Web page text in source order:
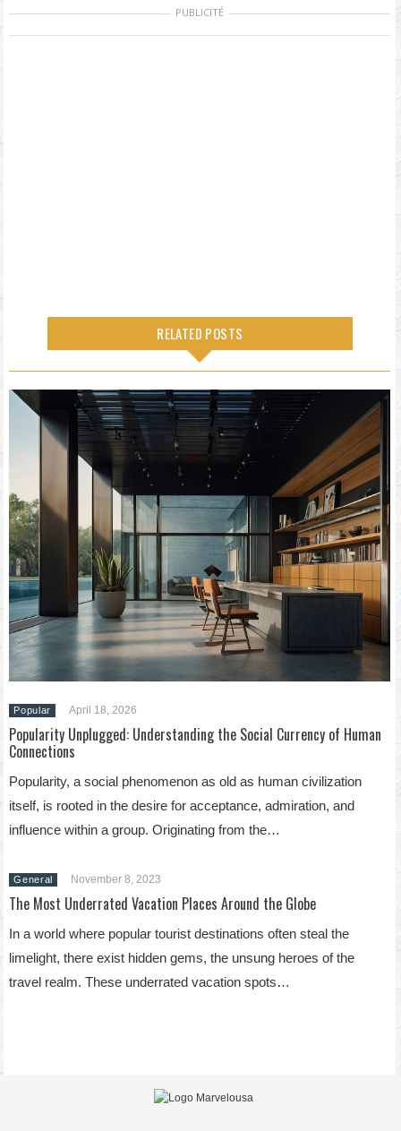
PUBLICITÉ
RELATED POSTS
Popular April 18, 2026
Popularity Unplugged: Understanding the Social Currency of Human
Connections
Popularity, a social phenomenon as old as human civilization
itself, is rooted in the desire for acceptance, admiration, and
influence within a group. Originating from the…
General November 8, 2023
The Most Underrated Vacation Places Around the Globe
In a world where popular tourist destinations often steal the
limelight, there exist hidden gems, the unsung heroes of the
travel realm. These underrated vacation spots…